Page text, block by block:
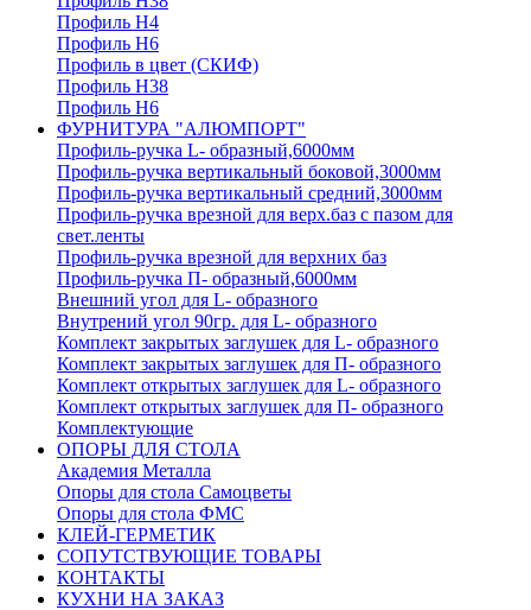
Профиль H4
Профиль H6
Профиль в цвет (СКИФ)
Профиль H38
Профиль H6
ФУРНИТУРА "АЛЮМПОРТ"
Профиль-ручка L- образный,6000мм
Профиль-ручка вертикальный боковой,3000мм
Профиль-ручка вертикальный средний,3000мм
Профиль-ручка врезной для верх.баз с пазом для
свет.ленты
Профиль-ручка врезной для верхних баз
Профиль-ручка П- образный,6000мм
Внешний угол для L- образного
Внутрений угол 90гр. для L- образного
Комплект закрытых заглушек для L- образного
Комплект закрытых заглушек для П- образного
Комплект открытых заглушек для L- образного
Комплект открытых заглушек для П- образного
Комплектующие
ОПОРЫ ДЛЯ СТОЛА
Академия Металла
Опоры для стола Самоцветы
Опоры для стола ФМС
КЛЕЙ-ГЕРМЕТИК
СОПУТСТВУЮЩИЕ ТОВАРЫ
КОНТАКТЫ
КУХНИ НА ЗАКАЗ